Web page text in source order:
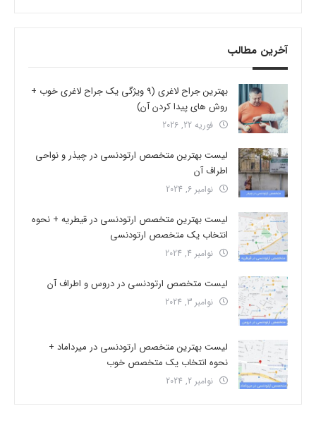
آخرین مطالب
بهترین جراح لاغری (9 ویژگی یک جراح لاغری خوب +
روش های پیدا کردن آن)
فوریه 22, 2026
لیست بهترین متخصص ارتودنسی در چیذر و نواحی
اطراف آن
نوامبر 6, 2024
لیست بهترین متخصص ارتودنسی در قیطریه + نحوه
انتخاب یک متخصص ارتودنسی
نوامبر 4, 2024
لیست متخصص ارتودنسی در دروس و اطراف آن
نوامبر 3, 2024
لیست بهترین متخصص ارتودنسی در میرداماد +
نحوه انتخاب یک متخصص خوب
نوامبر 2, 2024